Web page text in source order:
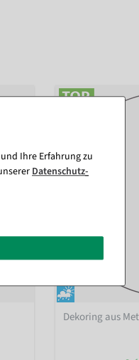
Dekoring aus
Ihre Erfahrung zu
Daten­schutz­